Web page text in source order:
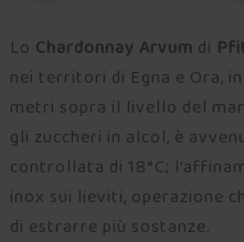
Lo Chardonnay Arvum di
nei territori di Egna e Ora,
metri sopra il livello del
gli zuccheri in alcol, è
controllata di 18°C;
inox sui lieviti, operazione
di estrarre più sostanze.